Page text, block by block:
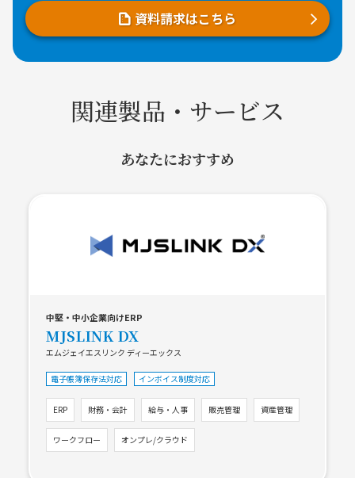
資料請求はこちら
関連製品・サービス
あなたにおすすめ
中堅・中小企業向けERP
MJSLINK DX
エムジェイエスリンク ディーエックス
電子帳簿保存法対応 インボイス制度対応
ERP 財務・会計 給与・人事 販売管理 資産管理
ワークフロー オンプレ/クラウド